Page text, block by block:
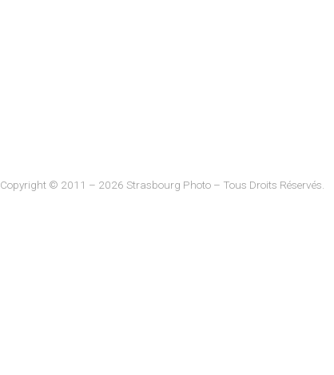
Copyright © 2011 – 2026 Strasbourg Photo – Tous Droits Réservés.